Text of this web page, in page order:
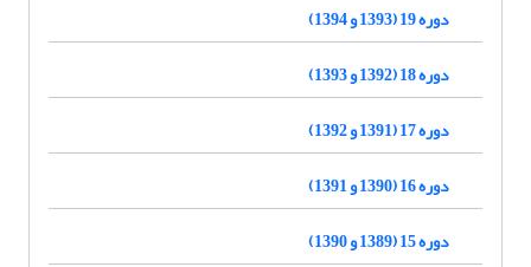
دوره 19 (1393 و 1394)
دوره 18 (1392 و 1393)
دوره 17 (1391 و 1392)
دوره 16 (1390 و 1391)
دوره 15 (1389 و 1390)